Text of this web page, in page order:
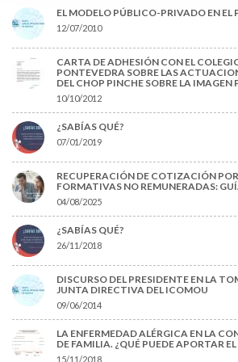
EL MODELO PÚBLICO-PRIVADO EN EL
12/07/2010
CARTA DE ADHESIÓN CON EL
PONTEVEDRA SOBRE LAS
DEL CHOP PINCHE SOBRE LA IMAGEN
10/10/2012
¿SABÍAS QUÉ?
07/01/2019
RECUPERACIÓN DE COTIZACIÓN
FORMATIVAS NO REMUNERADAS:
04/08/2025
¿SABÍAS QUÉ?
26/11/2018
DISCURSO DEL PRESIDENTE EN LA
JUNTA DIRECTIVA DEL ICOMOU
09/06/2014
LA ENFERMEDAD ALÉRGICA EN LA
DE FAMILIA. ¿QUÉ PUEDE APORTAR
15/11/2018